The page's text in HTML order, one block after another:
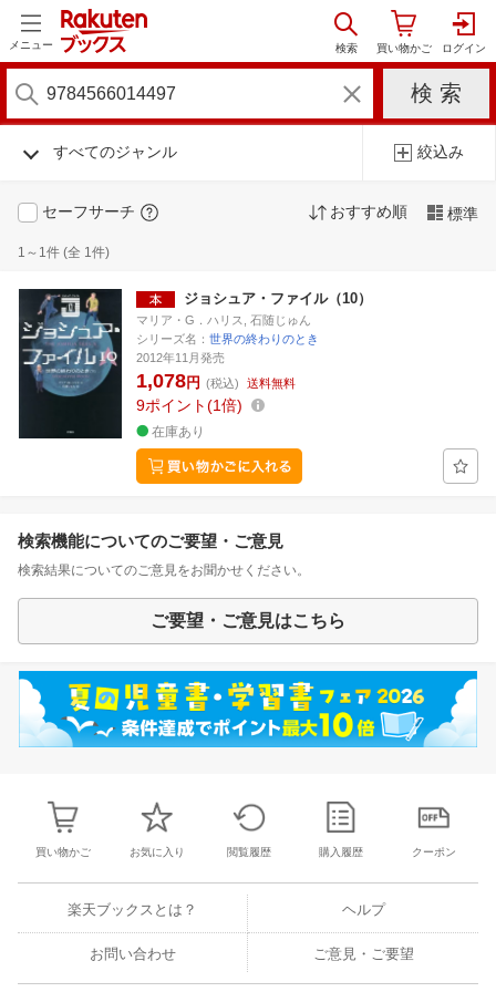
メニュー
すべてのジャンル 絞込み
セーフサーチ おすすめ順 標準
1～1件 (全 1件)
ジョシュア・ファイル（10）
マリア・G．ハリス, 石随じゅん
シリーズ名： 世界の終わりのとき
2012年11月発売
1,078円 (税込) 送料無料
9ポイント 1倍
在庫あり
検索機能についてのご要望・ご意見
検索結果についてのご意見をお聞かせください。
ご要望・ご意見はこちら
買い物かご お気に入り 閲覧履歴 購入履歴 クーポン
楽天ブックスとは？ ヘルプ
お問い合わせ ご意見・ご要望